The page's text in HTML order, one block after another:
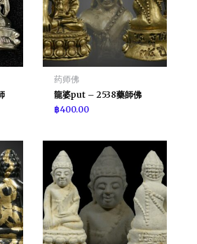
药师佛
龍婆put – 2538藥師佛
฿400.00